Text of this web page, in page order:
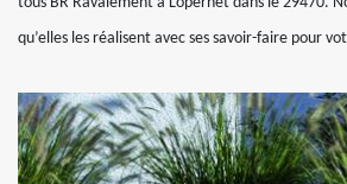
qu’elles les réalisent avec ses savoir-faire pour